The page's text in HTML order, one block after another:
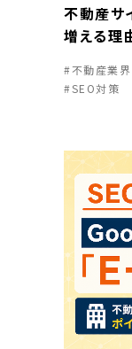
不動産サ
増える理
#不動産業
#SEO対策